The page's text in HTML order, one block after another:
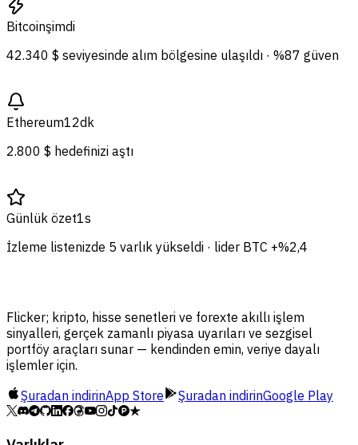
Bitcoinşimdi
42.340 $ seviyesinde alım bölgesine ulaşıldı · %87 güven
Ethereum12dk
2.800 $ hedefinizi aştı
Günlük özet1s
İzleme listenizde 5 varlık yükseldi · lider BTC +%2,4
Flicker; kripto, hisse senetleri ve forexte akıllı işlem
sinyalleri, gerçek zamanlı piyasa uyarıları ve sezgisel
portföy araçları sunar — kendinden emin, veriye dayalı
işlemler için.
Şuradan indirinApp Store Şuradan indirinGoogle Play